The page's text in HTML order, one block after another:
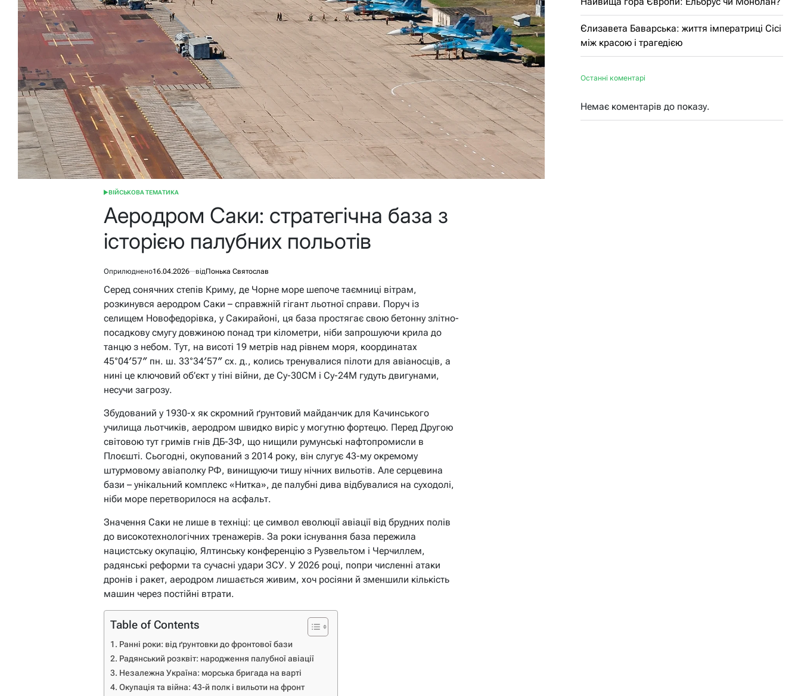
ОПУБЛІКУВАТИ
ВІЙСЬКОВА ТЕМАТИКА
Аеродром Саки: стратегічна база з
історією палубних польотів
Оприлюднено16.04.2026 відПонька Святослав
Серед сонячних степів Криму, де Чорне море шепоче таємниці вітрам,
розкинувся аеродром Саки – справжній гігант льотної справи. Поруч із
селищем Новофедорівка, у Сакирайоні, ця база простягає свою бетонну злітно-
посадкову смугу довжиною понад три кілометри, ніби запрошуючи крила до
танцю з небом. Тут, на висоті 19 метрів над рівнем моря, координатах
45°04′57″ пн. ш. 33°34′57″ сх. д., колись тренувалися пілоти для авіаносців, а
нині це ключовий об’єкт у тіні війни, де Су-30СМ і Су-24М гудуть двигунами,
несучи загрозу.
Збудований у 1930-х як скромний ґрунтовий майданчик для Качинського
училища льотчиків, аеродром швидко виріс у могутню фортецю. Перед Другою
світовою тут гримів гнів ДБ-3Ф, що нищили румунські нафтопромисли в
Плоєшті. Сьогодні, окупований з 2014 року, він слугує 43-му окремому
штурмовому авіаполку РФ, винищуючи тишу нічних вильотів. Але серцевина
бази – унікальний комплекс «Нитка», де палубні дива відбувалися на суходолі,
ніби море перетворилося на асфальт.
Значення Саки не лише в техніці: це символ еволюції авіації від брудних полів
до високотехнологічних тренажерів. За роки існування база пережила
нацистську окупацію, Ялтинську конференцію з Рузвельтом і Черчиллем,
радянські реформи та сучасні удари ЗСУ. У 2026 році, попри численні атаки
дронів і ракет, аеродром лишається живим, хоч росіяни й зменшили кількість
машин через постійні втрати.
Table of Contents
Ранні роки: від ґрунтовки до фронтової бази
Радянський розквіт: народження палубної авіації
Незалежна Україна: морська бригада на варті
Окупація та війна: 43-й полк і вильоти на фронт
Єлизавета Баварська: життя імператриці Сісі
між красою і трагедією
Останні коментарі
Немає коментарів до показу.